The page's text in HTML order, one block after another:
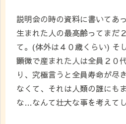
説明会の時の資料に書いてあ
生まれた人の最高齢ってまだ
て。(体外は４０歳くらい) そ
顕微で産まれた人は全員２０
り、究極言うと全員寿命が尽
なくて、それは人類の誰にも
な…なんて壮大な事を考えて